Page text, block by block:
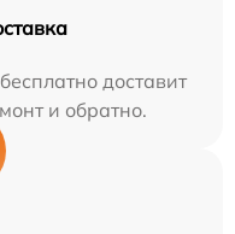
доставит
и обратно.